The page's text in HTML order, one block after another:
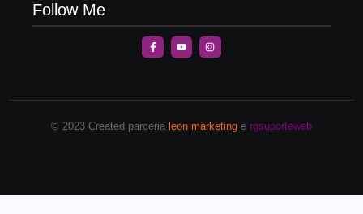
Follow Me
© 2023 Created parceria leon marketing e rgsuporteweb